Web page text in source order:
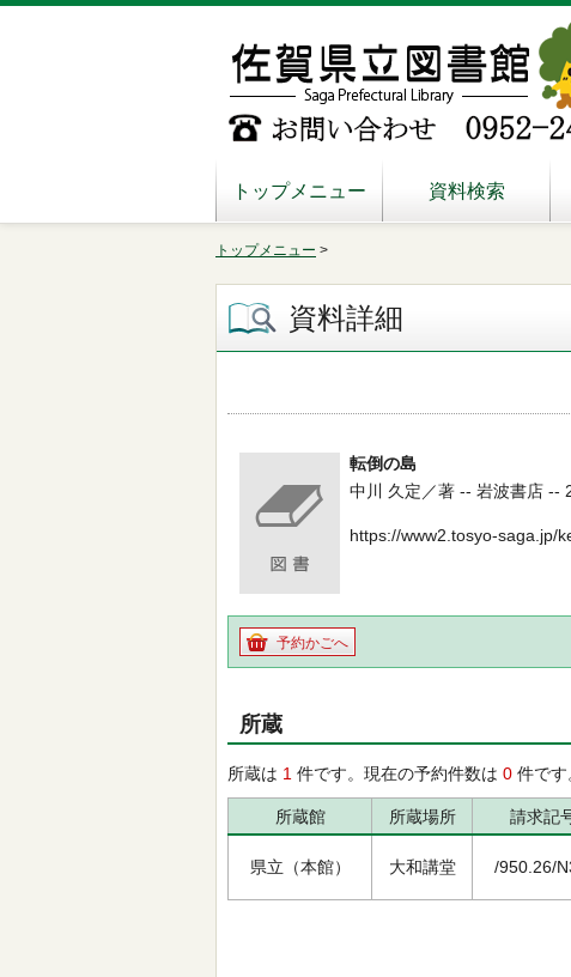
トップメニュー 資料検索
トップメニュー >
資料詳細
転倒の島
中川 久定／著 -- 岩波書店 --
https://www2.tosyo-saga.jp/
予約かごへ
所蔵
所蔵は 1 件です。現在の予約件数は 0 件です
所蔵館 所蔵場所 請求記
県立（本館） 大和講堂 /950.26/